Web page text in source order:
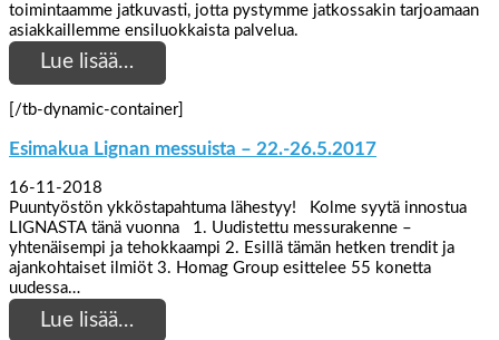
toimintaamme jatkuvasti, jotta pystymme jatkossakin tarjoamaan
asiakkaillemme ensiluokkaista palvelua.
Lue lisää…
[/tb-dynamic-container]
Esimakua Lignan messuista – 22.-26.5.2017
16-11-2018
Puuntyöstön ykköstapahtuma lähestyy! Kolme syytä innostua
LIGNASTA tänä vuonna 1. Uudistettu messurakenne –
yhtenäisempi ja tehokkaampi 2. Esillä tämän hetken trendit ja
ajankohtaiset ilmiöt 3. Homag Group esittelee 55 konetta
uudessa…
Lue lisää…